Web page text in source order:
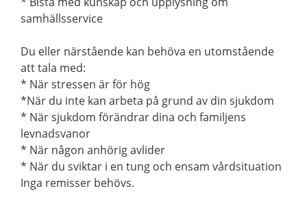
samhällsservice
Du eller närstående kan behöva en utomstående
att tala med:
* När stressen är för hög
*När du inte kan arbeta på grund av din sjukdom
* När sjukdom förändrar dina och familjens
levnadsvanor
* När någon anhörig avlider
* När du sviktar i en tung och ensam vårdsituation
Inga remisser behövs.